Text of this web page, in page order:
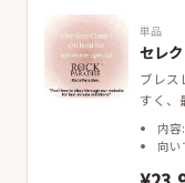
単品
セレ
ブレス
すく、
内容
向